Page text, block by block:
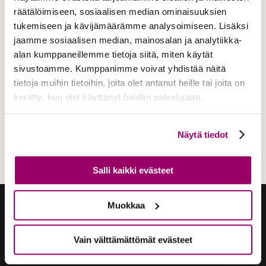
räätälöimiseen, sosiaalisen median ominaisuuksien
tukemiseen ja kävijämäärämme analysoimiseen. Lisäksi
jaamme sosiaalisen median, mainosalan ja analytiikka-
alan kumppaneillemme tietoja siitä, miten käytät
sivustoamme. Kumppanimme voivat yhdistää näitä
tietoja muihin tietoihin, joita olet antanut heille tai joita on
kerätty, kun olet käyttänyt heidän palvelujaan.
Näytä tiedot
Salli kaikki evästeet
Muokkaa
Vain välttämättömät evästeet
Ramberg-uurna